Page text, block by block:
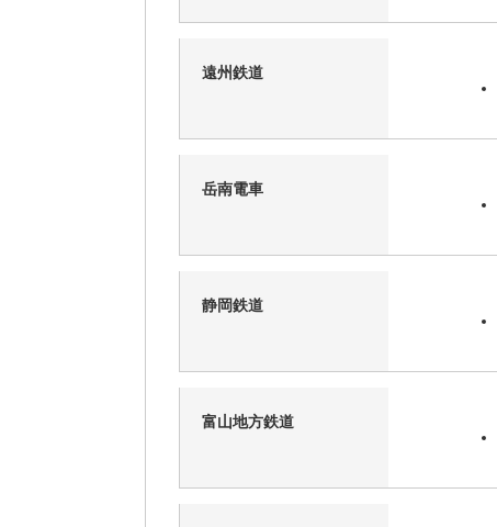
遠州鉄道
岳南電車
静岡鉄道
富山地方鉄道